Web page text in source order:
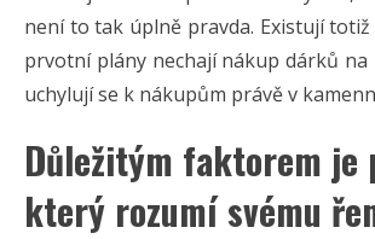
není to tak úplně pravda. Existují
prvotní plány nechají nákup dárků na
uchylují se k nákupům právě v
Důležitým faktorem je
který rozumí svému